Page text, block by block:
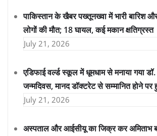
पाकिस्तान के खैबर पख्तूनख्वा में भारी बारिश
लोगों की मौत; 18 घायल, कई मकान क्षतिग्रस्त
July 21, 2026
एडिफाई वर्ल्ड स्कूल में धूमधाम से मनाया गया
जन्मदिवस, मानद डॉक्टरेट से सम्मानित होने
July 21, 2026
अस्पताल और आईसीयू का जिक्र कर अमिताभ